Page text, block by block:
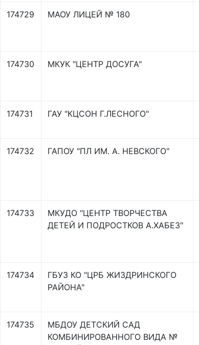
174729 МАОУ ЛИЦЕЙ № 180
174730 МКУК "ЦЕНТР ДОСУГА"
174731 ГАУ "КЦСОН Г.ЛЕСНОГО"
174732 ГАПОУ "ПЛ ИМ. А. НЕВСКОГО"
174733
МКУДО "ЦЕНТР ТВОРЧЕСТВА
ДЕТЕЙ И ПОДРОСТКОВ А.ХАБЕЗ"
174734
ГБУЗ КО "ЦРБ ЖИЗДРИНСКОГО
РАЙОНА"
174735
МБДОУ ДЕТСКИЙ САД
КОМБИНИРОВАННОГО ВИДА №